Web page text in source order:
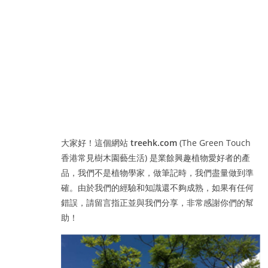
大家好！這個網站 treehk.com (The Green Touch
香港常見樹木園藝生活) 是業餘興趣植物愛好者的產
品，我們不是植物學家，做筆記時，我們盡量做到準
確。由於我們的經驗和知識還不夠成熟，如果有任何
錯誤，請留言指正並與我們分享，非常感謝你們的幫
助！